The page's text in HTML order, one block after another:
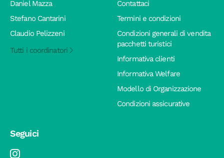
Daniel Mazza
Stefano Cantarini
Claudio Pelizzeni
Tutti i coordinatori
Contattaci
Termini e condizioni
Condizioni generali di vendita
pacchetti turistici
Informativa clienti
Informativa Welfare
Modello di Organizzazione
Condizioni assicurative
Seguici